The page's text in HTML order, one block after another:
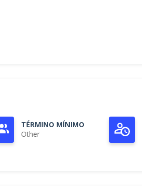
TÉRMINO MÍNIMO
Other